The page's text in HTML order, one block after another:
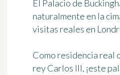
El Palacio de
naturalmente en la
visitas reales en
Como residencia real
rey Carlos III, ¡este